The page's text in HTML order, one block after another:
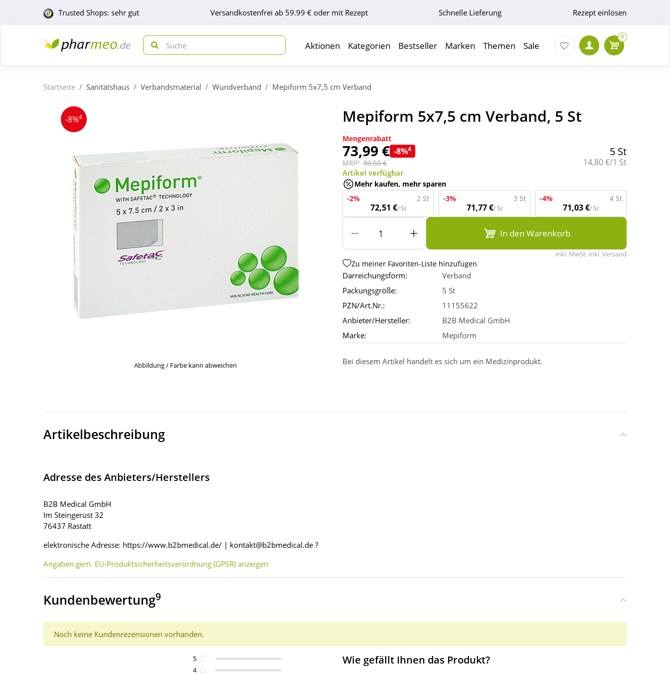
Trusted Shops: sehr gut Versandkostenfrei ab 59.99 € oder mit Rezept Schnelle Lieferung Rezept einlösen
Aktionen Kategorien Bestseller Marken Themen Sale
0
Startseite Sanitätshaus Verbandsmaterial Wundverband Mepiform 5x7,5 cm Verband
-8%4
Abbildung / Farbe kann abweichen
Mepiform 5x7,5 cm Verband, 5 St
Mengenrabatt
73,99 € -8%4
MRP² 80,50 €
5 St
Grundpreis:
14,80 €/1 St
Artikel verfügbar
Mehr kaufen, mehr sparen
-2%
2 St
72,51 €/ St
-3% 3 St
71,77 €/ St
-4% 4 St
71,03 €/ St
In den Warenkorb
inkl. MwSt. inkl. Versand
Zu meiner Favoriten-Liste hinzufügen
Darreichungsform:
Verband
Packungsgröße:
5 St
PZN/Art.Nr.:
11155622
Anbieter/Hersteller:
B2B Medical GmbH
Marke:
Mepiform
Bei diesem Artikel handelt es sich um ein Medizinprodukt.
Artikelbeschreibung
Adresse des Anbieters/Herstellers
B2B Medical GmbH
Im Steingerüst 32
76437 Rastatt
elektronische Adresse: https://www.b2bmedical.de/ | kontakt@b2bmedical.de ?
Angaben gem. EU-Produktsicherheitsverordnung (GPSR) anzeigen
Kundenbewertung9
Noch keine Kundenrezensionen vorhanden.
5
4
Wie gefällt Ihnen das Produkt?